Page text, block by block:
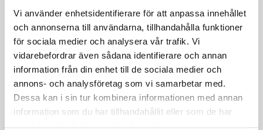
Vi använder enhetsidentifierare för att anpassa innehållet
och annonserna till användarna, tillhandahålla funktioner
för sociala medier och analysera vår trafik. Vi
vidarebefordrar även sådana identifierare och annan
information från din enhet till de sociala medier och
annons- och analysföretag som vi samarbetar med.
Dessa kan i sin tur kombinera informationen med annan
information som du har tillhandahållit eller som de har
Genom att skicka formuläret godkänner du att vi sparar
information om dig. Läs mer om hur vi behandlar dina
personuppgifter i vår integritetspolicy.